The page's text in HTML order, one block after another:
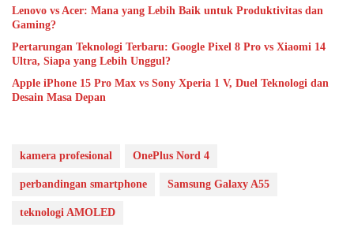
Lenovo vs Acer: Mana yang Lebih Baik untuk Produktivitas dan
Gaming?
Pertarungan Teknologi Terbaru: Google Pixel 8 Pro vs Xiaomi 14
Ultra, Siapa yang Lebih Unggul?
Apple iPhone 15 Pro Max vs Sony Xperia 1 V, Duel Teknologi dan
Desain Masa Depan
kamera profesional OnePlus Nord 4
perbandingan smartphone Samsung Galaxy A55
teknologi AMOLED